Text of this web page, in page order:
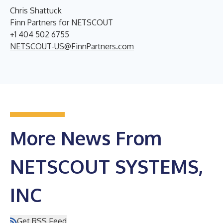
Chris Shattuck
Finn Partners for NETSCOUT
+1 404 502 6755
NETSCOUT-US@FinnPartners.com
More News From
NETSCOUT SYSTEMS,
INC
Get RSS Feed